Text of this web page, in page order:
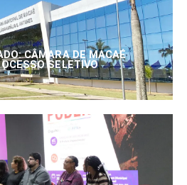
CÂMARA DE MACAÉ
SELETIVO